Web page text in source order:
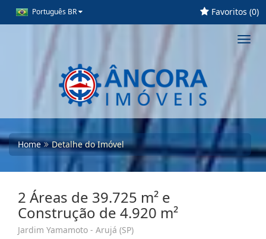
Português BR Favoritos (0)
Home Detalhe do Imóvel
2 Áreas de 39.725 m² e
Construção de 4.920 m²
Jardim Yamamoto - Arujá (SP)